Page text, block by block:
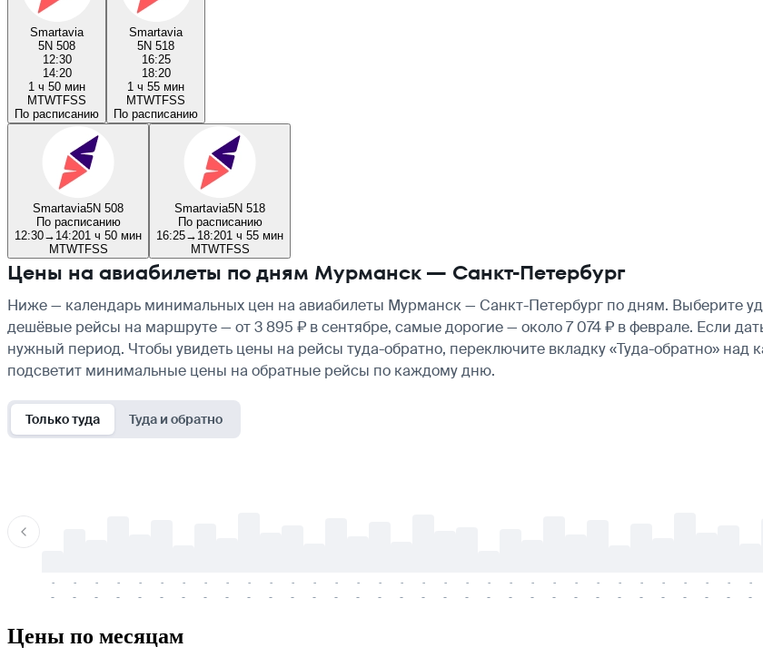
Smartavia
5N 508
12:30
14:20
1 ч 50 мин
MTWTFSS
По расписанию
Smartavia
5N 518
16:25
18:20
1 ч 55 мин
MTWTFSS
По расписанию
Smartavia5N 508
По расписанию
12:30→ 14:201 ч 50 мин
MTWTFSS
Smartavia5N 518
По расписанию
16:25→ 18:201 ч 55 мин
MTWTFSS
Цены на авиабилеты по дням Мурманск — Санкт-Петербург
Ниже — календарь минимальных цен на авиабилеты Мурманск — Санкт-Петербург по дням. Выберите
дешёвые рейсы на маршруте — от 3 895 ₽ в сентябре, самые дорогие — около 7 074 ₽ в феврале. Если
нужный период. Чтобы увидеть цены на рейсы туда-обратно, переключите вкладку «Туда-обратно»
подсветит минимальные цены на обратные рейсы по каждому дню.
Только туда Туда и обратно
-
-
-
-
-
-
-
-
-
-
-
-
-
-
-
-
-
-
-
-
-
-
-
-
-
-
-
-
-
-
-
-
-
-
-
-
-
-
-
-
-
-
-
-
-
-
-
-
-
-
-
-
-
-
-
-
-
-
-
-
-
-
-
-
-
-
Цены по месяцам